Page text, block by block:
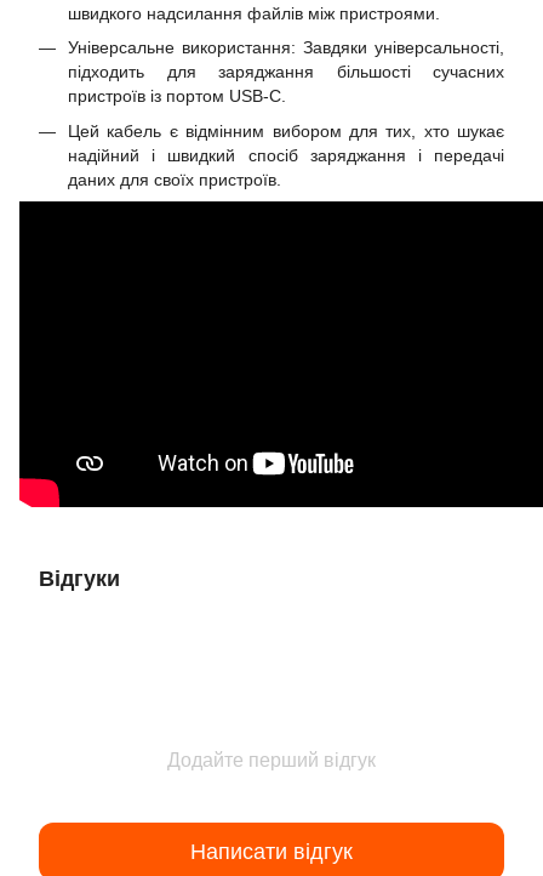
швидкого надсилання файлів між пристроями.
Універсальне використання: Завдяки універсальності,
підходить для заряджання більшості сучасних
пристроїв із портом USB-C.
Цей кабель є відмінним вибором для тих, хто шукає
надійний і швидкий спосіб заряджання і передачі
даних для своїх пристроїв.
Відгуки
Додайте перший відгук
Написати відгук